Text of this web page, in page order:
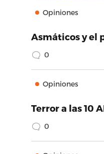
Opiniones
Asmáticos y el
0
Opiniones
Terror a las 10
0